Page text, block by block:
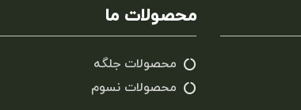
محصولات ما
محصولات جلگه
محصولات نسوم